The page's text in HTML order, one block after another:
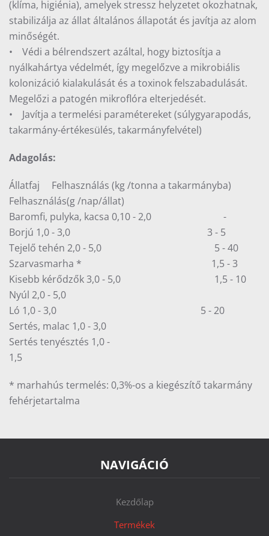
(klíma, higiénia), amelyek stressz helyzetet okozhatnak,
stabilizálja az állat általános állapotát és javítja az alom
minőségét.
• Védi a bélrendszert azáltal, hogy biztosítja a
nyálkahártya védelmét, így megelőzve a mikrobiális
kolonizáció kialakulását és a toxinok felszabadulását.
Megelőzi a patogén mikroflóra elterjedését.
• Javítja a termelési paramétereket (súlygyarapodás,
takarmány-értékesülés, takarmányfelvétel)
Adagolás:
Állatfaj Felhasználás (kg /tonna a takarmányba)
Felhasználás(g /nap/állat)
Baromfi, pulyka, kacsa 0,10 - 2,0 -
Borjú 1,0 - 3,0 3 - 5
Tejelő tehén 2,0 - 5,0 5 - 40
Szarvasmarha * 1,5 - 3
Kisebb kérődzők 3,0 - 5,0 1,5 - 10
Nyúl 2,0 - 5,0
Ló 1,0 - 3,0 5 - 20
Sertés, malac 1,0 - 3,0
Sertés tenyésztés 1,0 -
* marhahús termelés: 0,3%-os a kiegészítő takarmány
fehérjetartalma
NAVIGÁCIÓ
Kezdőlap
Termékek